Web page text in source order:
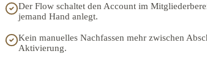
Der Flow schaltet den Account im
jemand Hand anlegt.
Kein manuelles Nachfassen mehr zwischen
Aktivierung.